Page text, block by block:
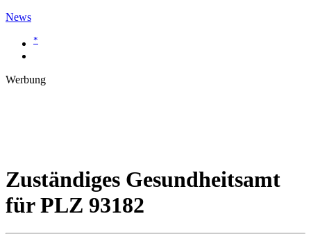
News
*
Werbung
Zuständiges Gesundheitsamt
für PLZ 93182